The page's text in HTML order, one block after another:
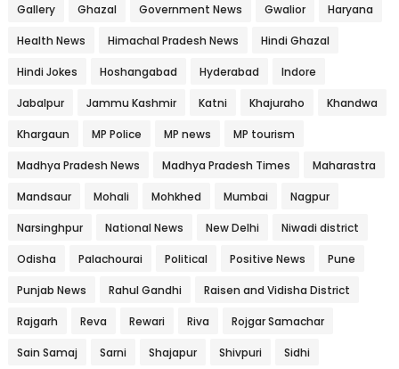
Gallery Ghazal Government News Gwalior Haryana
Health News Himachal Pradesh News Hindi Ghazal
Hindi Jokes Hoshangabad Hyderabad Indore
Jabalpur Jammu Kashmir Katni Khajuraho Khandwa
Khargaun MP Police MP news MP tourism
Madhya Pradesh News Madhya Pradesh Times Maharastra
Mandsaur Mohali Mohkhed Mumbai Nagpur
Narsinghpur National News New Delhi Niwadi district
Odisha Palachourai Political Positive News Pune
Punjab News Rahul Gandhi Raisen and Vidisha District
Rajgarh Reva Rewari Riva Rojgar Samachar
Sain Samaj Sarni Shajapur Shivpuri Sidhi